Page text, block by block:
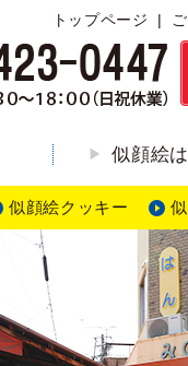
トップページ
似顔絵
似顔絵クッキー